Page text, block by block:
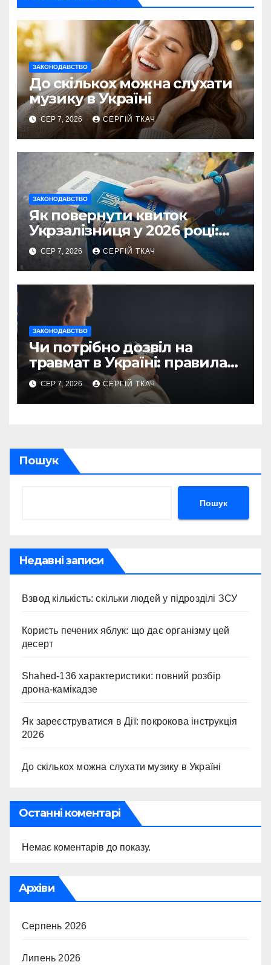
ЗАКОНОДАВСТВО
До скількох можна слухати
музику в Україні
СЕР 7, 2026 СЕРГІЙ ТКАЧ
ЗАКОНОДАВСТВО
Як повернути квиток
Укрзалізниця у 2026 році:
правила і суми
СЕР 7, 2026 СЕРГІЙ ТКАЧ
ЗАКОНОДАВСТВО
Чи потрібно дозвіл на
травмат в Україні: правила
2026
СЕР 7, 2026 СЕРГІЙ ТКАЧ
Пошук
Пошук
Недавні записи
Взвод кількість: скільки людей у підрозділі ЗСУ
Користь печених яблук: що дає організму цей
десерт
Shahed-136 характеристики: повний розбір
дрона-камікадзе
Як зареєструватися в Дії: покрокова інструкція
2026
До скількох можна слухати музику в Україні
Останні коментарі
Немає коментарів до показу.
Архіви
Серпень 2026
Липень 2026